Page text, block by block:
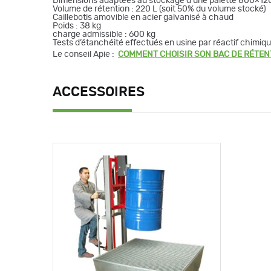
Volume de rétention : 220 L (soit 50% du volume stocké)
Caillebotis amovible en acier galvanisé à chaud
Poids : 38 kg
charge admissible : 600 kg
Tests d’étanchéité effectués en usine par réactif
Le conseil Apie : COMMENT CHOISIR SON BAC DE
ACCESSOIRES